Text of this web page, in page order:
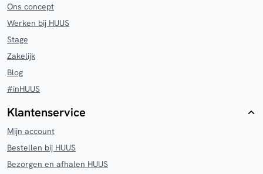
Ons concept
Werken bij HUUS
Stage
Zakelijk
Blog
#inHUUS
Klantenservice
Mijn account
Bestellen bij HUUS
Bezorgen en afhalen HUUS